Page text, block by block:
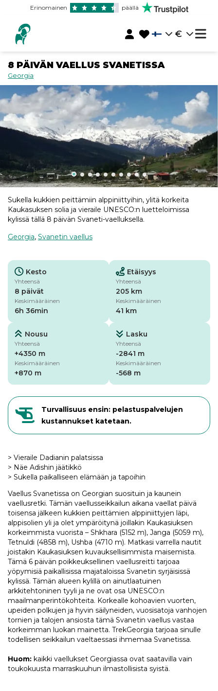
Erinomainen päällä
€
8 PÄIVÄN VAELLUS SVANETISSA
Georgia
Sukella kukkien peittämiin alppiniittyihin, ylitä korkeita
Kaukasuksen solia ja vieraile UNESCO:n luetteloimissa
kylissä tällä 8 päivän Svaneti-vaelluksella.
Georgia, Svanetin vaellus
Kesto
Yhteensä
8 päivät
Keskimääräinen
6h 36min
Etäisyys
Yhteensä
205 km
Keskimääräinen
41 km
Nousu
Yhteensä
+4350 m
Keskimääräinen
+870 m
Lasku
Yhteensä
-2841 m
Keskimääräinen
-568 m
Turvallisuus ensin: pelastuspalvelujen
kustannukset katetaan.
> Vieraile Dadianin palatsissa
> Näe Adishin jäätikkö
> Sukella paikalliseen elämään ja tapoihin
Vaellus Svanetissa on Georgian suosituin ja kaunein
vaellusretki. Tämän vaellusseikkailun aikana vaellat päivä
toisensa jälkeen kukkien peittämien alppiniittyjen läpi,
alppisolien yli ja olet ympäröitynä joillakin Kaukasiuksen
korkeimmista vuorista – Shkhara (5152 m), Janga (5059 m),
Tetnuldi (4858 m), Ushba (4710 m). Matkasi varrella nautit
joistakin Kaukasiuksen kuvauksellisimmista maisemista.
Tämä 6 päivän poikkeuksellinen vaellusreitti tarjoaa
yöpymisiä paikallisissa majataloissa Svanetin syrjäisissä
kylissä. Tämän alueen kylillä on ainutlaatuinen
arkkitehtoninen tyyli ja ne ovat osa UNESCO:n
maailmanperintökohteita. Korkealle kohoavien vuorten,
upeiden polkujen ja hyvin säilyneiden, vuosisatoja vanhojen
tornien ja talojen ansiosta tämä Svanetin vaellus vastaa
korkeimman luokan mainetta. TrekGeorgia tarjoaa sinulle
todellisen seikkailun vaeltaessasi ihmemaa Svanetissa.
Huom: kaikki vaellukset Georgiassa ovat saatavilla vain
toukokuusta marraskuuhun ilmastollisista syistä.